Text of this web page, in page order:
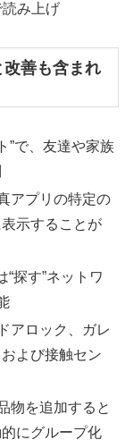
読み上げ
善も含まれ
”で、友達や家族
アプリの特定の
示することが
“探す”ネットワ
アロック、ガレ
よび接触セン
物を追加すると
にグループ化